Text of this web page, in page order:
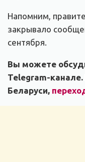
Напомним,
закрывало
сентября.
Вы можете
Telegram-
Беларуси,